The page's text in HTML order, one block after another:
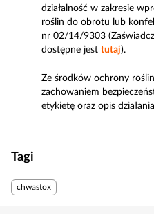
działalność w zakresie
roślin do obrotu lub
nr 02/14/9303
dostępne jest tutaj).
Ze środków ochrony
zachowaniem
etykietę oraz opis
Tagi
chwastox